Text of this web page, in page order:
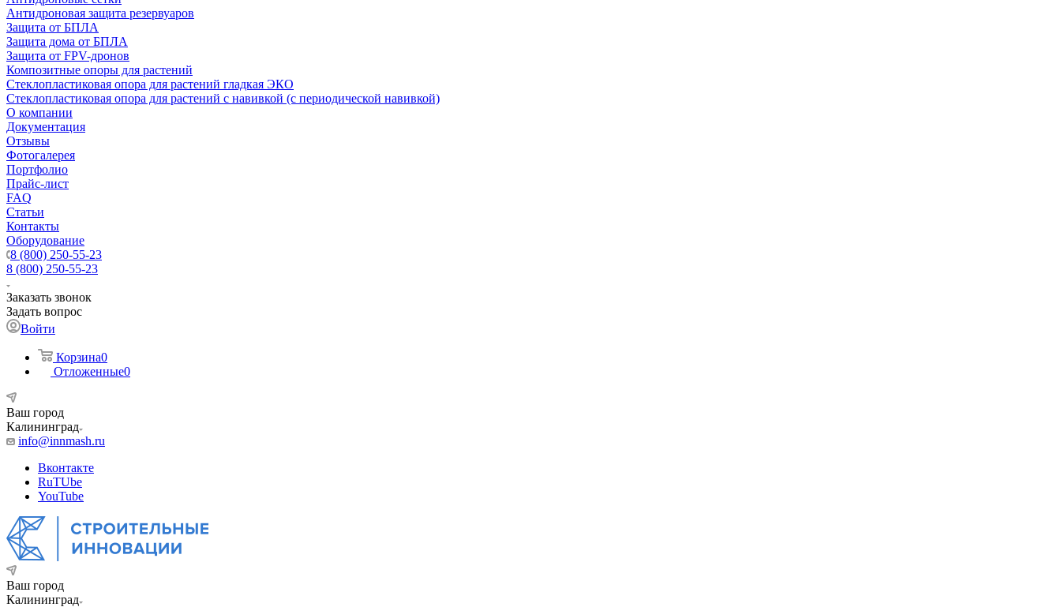
Антидроновая защита резервуаров
Защита от БПЛА
Защита дома от БПЛА
Защита от FPV-дронов
Композитные опоры для растений
Стеклопластиковая опора для растений гладкая ЭКО
Стеклопластиковая опора для растений с навивкой (с периодической навивкой)
О компании
Документация
Отзывы
Фотогалерея
Портфолио
Прайс-лист
FAQ
Статьи
Контакты
Оборудование
8 (800) 250-55-23
8 (800) 250-55-23
Заказать звонок
Задать вопрос
Войти
Корзина0
Отложенные0
Ваш город
Калининград
info@innmash.ru
Вконтакте
RuTUbe
YouTube
Ваш город
Калининград